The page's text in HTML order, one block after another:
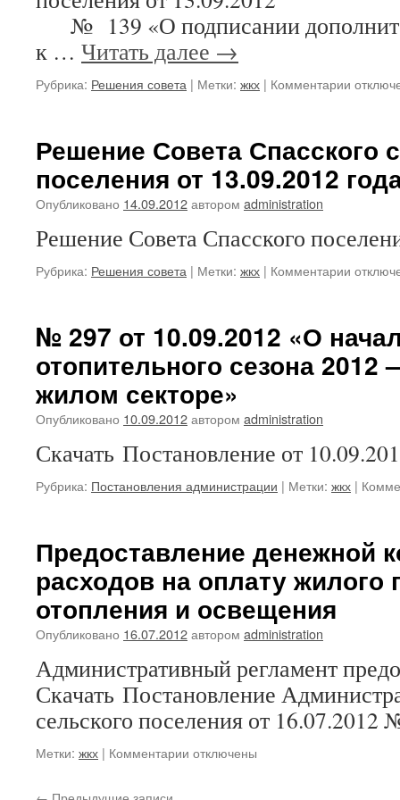
№ 139 «О подписании
к … Читать далее →
Рубрика: Решения совета | Метки: жкх | Комментарии к
№
Решение Совета Спасского
поселения от 13.09.2012
Опубликовано 14.09.2012автором administration
Решение Совета Спасского
Рубрика: Решения совета | Метки: жкх | Комментарии к
№
139
№ 297 от 10.09.2012 «О
отопительного сезона 2012
жилом секторе»
Опубликовано 10.09.2012автором administration
Скачать Постановление от
Рубрика: Постановления администрации | Метки: жкх |
Предоставление денежной
расходов на оплату
отопления и освещения
Опубликовано 16.07.2012автором administration
Административный регламент
Скачать Постановление
сельского поселения от 16.07.2012
Метки: жкх | Комментарии котключены